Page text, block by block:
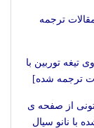
ترجمه
توربین با
ترجمه شده]
از صفحه ی
با نانو سیال